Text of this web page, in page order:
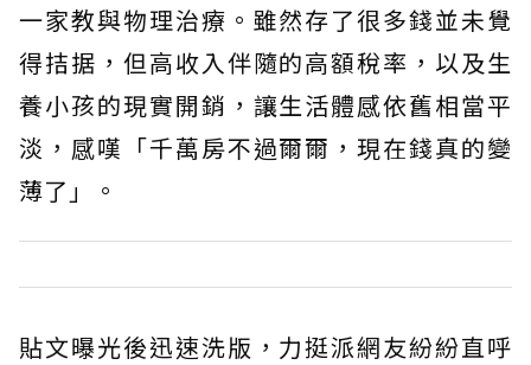
一家教與物理治療。雖然存了很多錢並未覺
得拮据，但高收入伴隨的高額稅率，以及生
養小孩的現實開銷，讓生活體感依舊相當平
淡，感嘆「千萬房不過爾爾，現在錢真的變
薄了」。
貼文曝光後迅速洗版，力挺派網友紛紛直呼